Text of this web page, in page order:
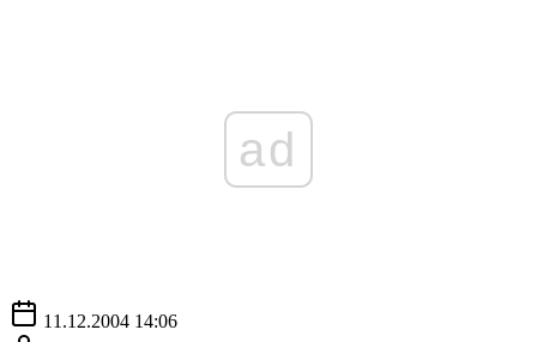
ad
11.12.2004 14:06